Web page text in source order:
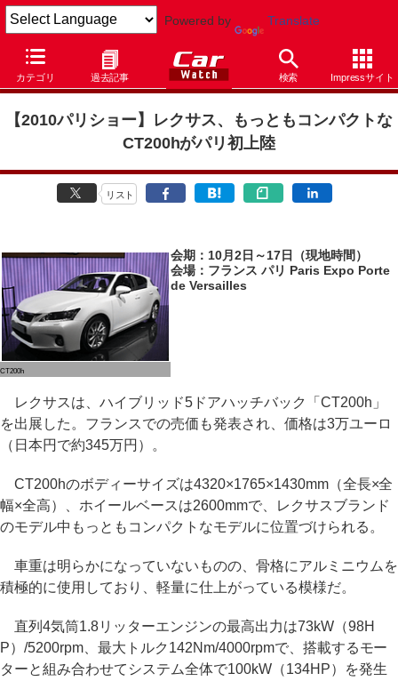
Powered by Translate
カテゴリ 過去記事 検索 Impressサイト
Car Watch イベント パリモーターショー 2010
【2010パリショー】レクサス、もっともコンパクトな
CT200hがパリ初上陸
リスト
CT200h
会期：10月2日～17日（現地時間）
会場：フランス パリ Paris Expo Porte
de Versailles
レクサスは、ハイブリッド5ドアハッチバック「CT200h」
を出展した。フランスでの売価も発表され、価格は3万ユーロ
（日本円で約345万円）。
CT200hのボディーサイズは4320×1765×1430mm（全長×全
幅×全高）、ホイールベースは2600mmで、レクサスブランド
のモデル中もっともコンパクトなモデルに位置づけられる。
車重は明らかになっていないものの、骨格にアルミニウムを
積極的に使用しており、軽量に仕上がっている模様だ。
直列4気筒1.8リッターエンジンの最高出力は73kW（98H
P）/5200rpm、最大トルク142Nm/4000rpmで、搭載するモー
ターと組み合わせてシステム全体で100kW（134HP）を発生